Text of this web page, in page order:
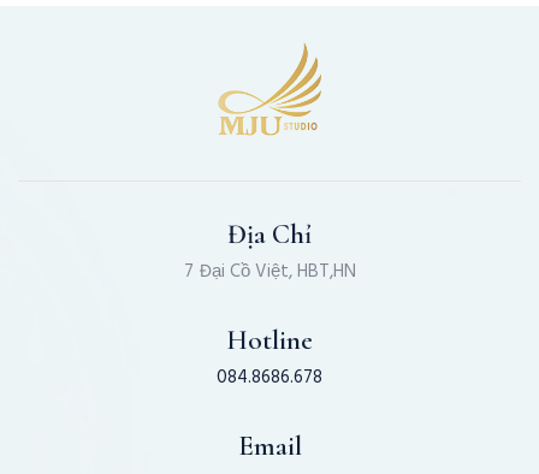
Địa Chỉ
7 Đại Cồ Việt, HBT,HN
Hotline
084.8686.678
Email